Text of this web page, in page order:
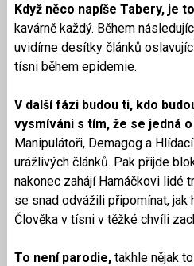
Když něco napíše Tabery, je
kavárně každý. Během
uvidíme desítky článků
tísni během epidemie.
V další fázi budou ti, kdo
vysmíváni s tím, že se jedná o
Manipulátoři, Demagog a
urážlivých článků. Pak přijde
nakonec zahájí Hamáčkovi lidé
se snad odvážili připomínat, jak
Člověka v tísni v těžké chvíli
To není parodie,takhle nějak